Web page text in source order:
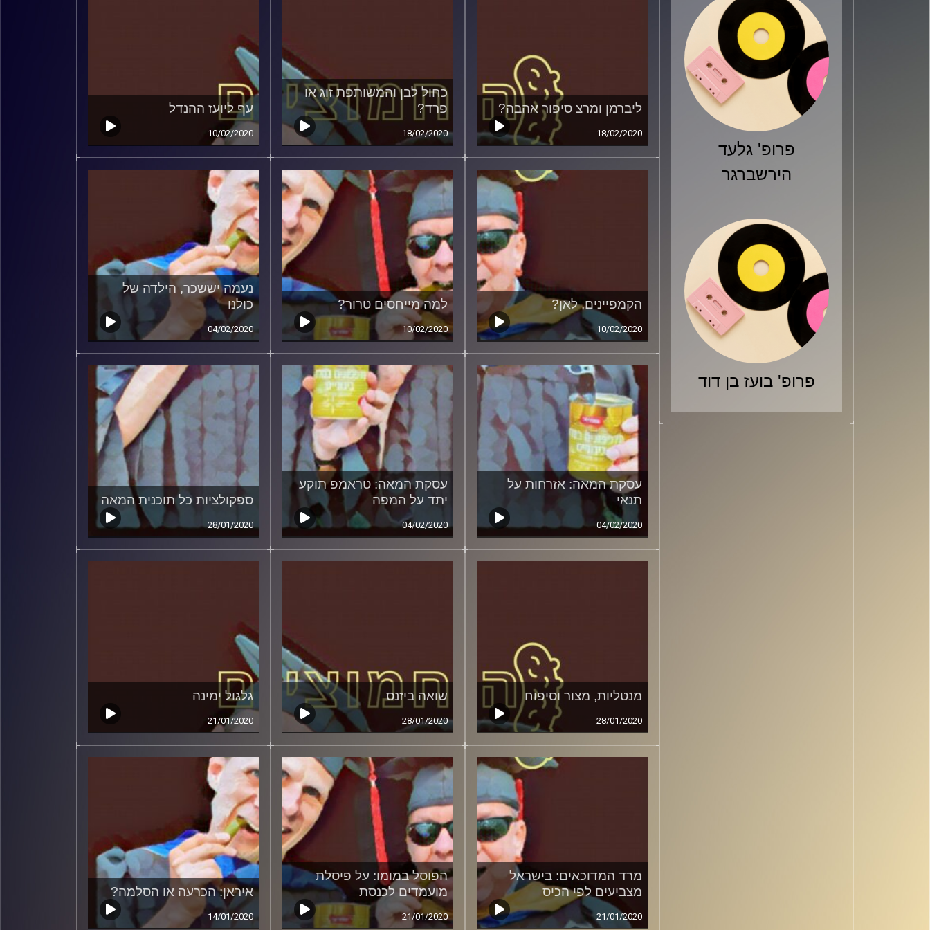
פרופ' גלעד
הירשברגר
פרופ' בועז בן דוד
ליברמן ומרצ סיפור אהבה?
18/02/2020
כחול לבן והמשותפת זוג או
פרד?
18/02/2020
עף ליועז ההנדל
10/02/2020
הקמפיינים, לאן?
10/02/2020
למה מייחסים טרור?
10/02/2020
נעמה יששכר, הילדה של
כולנו
04/02/2020
עסקת המאה: אזרחות על
תנאי
04/02/2020
עסקת המאה: טראמפ תוקע
יתד על המפה
04/02/2020
ספקולציות כל תוכנית המאה
28/01/2020
מנטליות, מצור וסיפוח
28/01/2020
שואה ביזנס
28/01/2020
גלגול ימינה
21/01/2020
מרד המדוכאים: בישראל
מצביעים לפי הכיס
21/01/2020
הפוסל במומו: על פיסלת
מועמדים לכנסת
21/01/2020
איראן: הכרעה או הסלמה?
14/01/2020